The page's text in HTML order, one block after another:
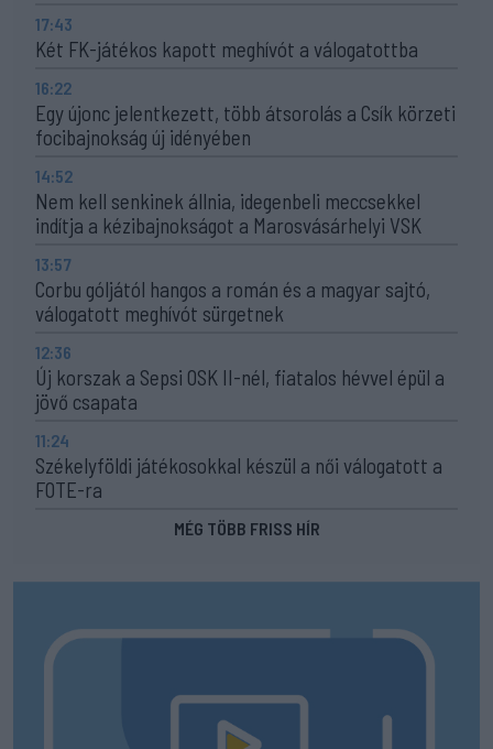
17:43
Két FK-játékos kapott meghívót a válogatottba
16:22
Egy újonc jelentkezett, több átsorolás a Csík körzeti
focibajnokság új idényében
14:52
Nem kell senkinek állnia, idegenbeli meccsekkel
indítja a kézibajnokságot a Marosvásárhelyi VSK
13:57
Corbu góljától hangos a román és a magyar sajtó,
válogatott meghívót sürgetnek
12:36
Új korszak a Sepsi OSK II-nél, fiatalos hévvel épül a
jövő csapata
11:24
Székelyföldi játékosokkal készül a női válogatott a
FOTE-ra
MÉG TÖBB FRISS HÍR